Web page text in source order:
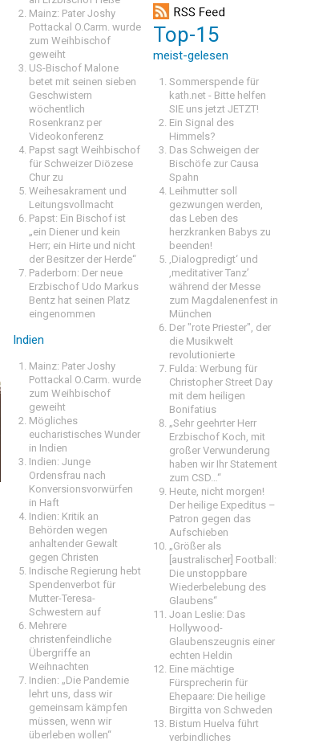
Mainz: Pater Joshy
Pottackal O.Carm. wurde
zum Weihbischof
geweiht
US-Bischof Malone
betet mit seinen sieben
Geschwistern
wöchentlich
Rosenkranz per
Videokonferenz
Papst sagt Weihbischof
für Schweizer Diözese
Chur zu
Weihesakrament und
Leitungsvollmacht
Papst: Ein Bischof ist
„ein Diener und kein
Herr; ein Hirte und nicht
der Besitzer der Herde“
Paderborn: Der neue
Erzbischof Udo Markus
Bentz hat seinen Platz
eingenommen
Indien
Mainz: Pater Joshy
Pottackal O.Carm. wurde
zum Weihbischof
geweiht
Mögliches
eucharistisches Wunder
in Indien
Indien: Junge
Ordensfrau nach
Konversionsvorwürfen
in Haft
Indien: Kritik an
Behörden wegen
anhaltender Gewalt
gegen Christen
Indische Regierung hebt
Spendenverbot für
Mutter-Teresa-
Schwestern auf
Mehrere
christenfeindliche
Übergriffe an
Weihnachten
Indien: „Die Pandemie
lehrt uns, dass wir
gemeinsam kämpfen
müssen, wenn wir
überleben wollen“
Top-15
meist-gelesen
Sommerspende für
kath.net - Bitte helfen
SIE uns jetzt JETZT!
Ein Signal des
Himmels?
Das Schweigen der
Bischöfe zur Causa
Spahn
Leihmutter soll
gezwungen werden,
das Leben des
herzkranken Babys zu
beenden!
‚Dialogpredigt‘ und
‚meditativer Tanz’
während der Messe
zum Magdalenenfest in
München
Der "rote Priester", der
die Musikwelt
revolutionierte
Fulda: Werbung für
Christopher Street Day
mit dem heiligen
Bonifatius
„Sehr geehrter Herr
Erzbischof Koch, mit
großer Verwunderung
haben wir Ihr Statement
zum CSD…“
Heute, nicht morgen!
Der heilige Expeditus –
Patron gegen das
Aufschieben
„Größer als
[australischer] Football:
Die unstoppbare
Wiederbelebung des
Glaubens“
Joan Leslie: Das
Hollywood-
Glaubenszeugnis einer
echten Heldin
Eine mächtige
Fürsprecherin für
Ehepaare: Die heilige
Birgitta von Schweden
Bistum Huelva führt
verbindliches